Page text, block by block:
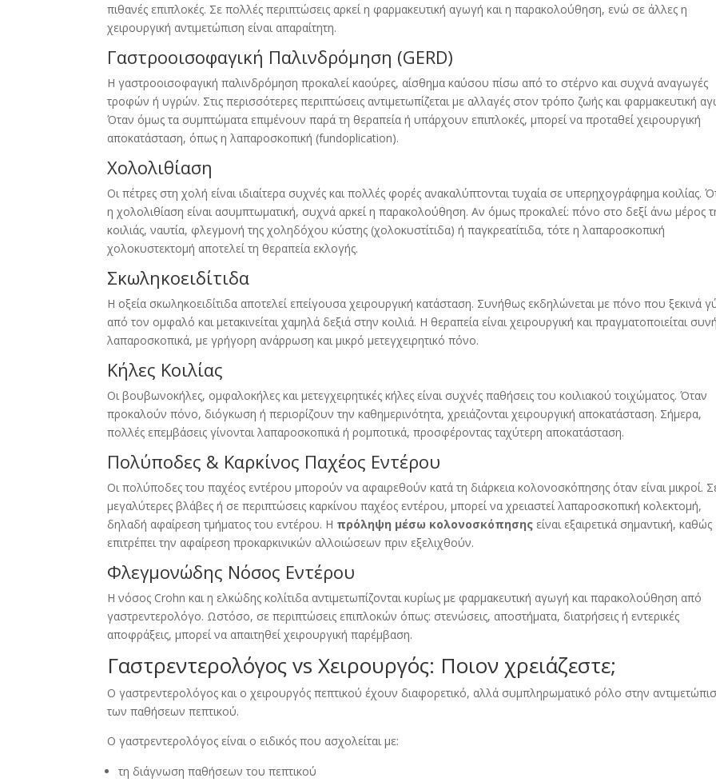
πιθανές επιπλοκές. Σε πολλές περιπτώσεις αρκεί η φαρμακευτική αγωγή και η παρακολούθηση, ενώ σε άλλες η
χειρουργική αντιμετώπιση είναι απαραίτητη.
Γαστροοισοφαγική Παλινδρόμηση (GERD)
Η γαστροοισοφαγική παλινδρόμηση προκαλεί καούρες, αίσθημα καύσου πίσω από το στέρνο και συχνά αναγωγές
τροφών ή υγρών. Στις περισσότερες περιπτώσεις αντιμετωπίζεται με αλλαγές στον τρόπο ζωής και φαρμακευτική
Όταν όμως τα συμπτώματα επιμένουν παρά τη θεραπεία ή υπάρχουν επιπλοκές, μπορεί να προταθεί χειρουργική
αποκατάσταση, όπως η λαπαροσκοπική (fundoplication).
Χολολιθίαση
Οι πέτρες στη χολή είναι ιδιαίτερα συχνές και πολλές φορές ανακαλύπτονται τυχαία σε υπερηχογράφημα κοιλίας.
η χολολιθίαση είναι ασυμπτωματική, συχνά αρκεί η παρακολούθηση. Αν όμως προκαλεί: πόνο στο δεξί άνω μέρος
κοιλιάς, ναυτία, φλεγμονή της χοληδόχου κύστης (χολοκυστίτιδα) ή παγκρεατίτιδα, τότε η λαπαροσκοπική
χολοκυστεκτομή αποτελεί τη θεραπεία εκλογής.
Σκωληκοειδίτιδα
Η οξεία σκωληκοειδίτιδα αποτελεί επείγουσα χειρουργική κατάσταση. Συνήθως εκδηλώνεται με πόνο που ξεκινά
από τον ομφαλό και μετακινείται χαμηλά δεξιά στην κοιλιά. Η θεραπεία είναι χειρουργική και πραγματοποιείται
λαπαροσκοπικά, με γρήγορη ανάρρωση και μικρό μετεγχειρητικό πόνο.
Κήλες Κοιλίας
Οι βουβωνοκήλες, ομφαλοκήλες και μετεγχειρητικές κήλες είναι συχνές παθήσεις του κοιλιακού τοιχώματος. Όταν
προκαλούν πόνο, διόγκωση ή περιορίζουν την καθημερινότητα, χρειάζονται χειρουργική αποκατάσταση. Σήμερα,
πολλές επεμβάσεις γίνονται λαπαροσκοπικά ή ρομποτικά, προσφέροντας ταχύτερη αποκατάσταση.
Πολύποδες & Καρκίνος Παχέος Εντέρου
Οι πολύποδες του παχέος εντέρου μπορούν να αφαιρεθούν κατά τη διάρκεια κολονοσκόπησης όταν είναι μικροί.
μεγαλύτερες βλάβες ή σε περιπτώσεις καρκίνου παχέος εντέρου, μπορεί να χρειαστεί λαπαροσκοπική κολεκτομή,
δηλαδή αφαίρεση τμήματος του εντέρου. Η πρόληψη μέσω κολονοσκόπησης είναι εξαιρετικά σημαντική, καθώς
επιτρέπει την αφαίρεση προκαρκινικών αλλοιώσεων πριν εξελιχθούν.
Φλεγμονώδης Νόσος Εντέρου
Η νόσος Crohn και η ελκώδης κολίτιδα αντιμετωπίζονται κυρίως με φαρμακευτική αγωγή και παρακολούθηση από
γαστρεντερολόγο. Ωστόσο, σε περιπτώσεις επιπλοκών όπως: στενώσεις, αποστήματα, διατρήσεις ή εντερικές
αποφράξεις, μπορεί να απαιτηθεί χειρουργική παρέμβαση.
Γαστρεντερολόγος vs Χειρουργός: Ποιον χρειάζεστε;
Ο γαστρεντερολόγος και ο χειρουργός πεπτικού έχουν διαφορετικό, αλλά συμπληρωματικό ρόλο στην
των παθήσεων πεπτικού.
Ο γαστρεντερολόγος είναι ο ειδικός που ασχολείται με:
τη διάγνωση παθήσεων του πεπτικού